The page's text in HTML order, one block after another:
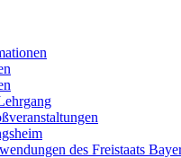
des Freistaats